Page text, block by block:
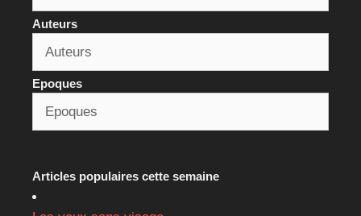
Auteurs
Epoques
Articles populaires cette semaine